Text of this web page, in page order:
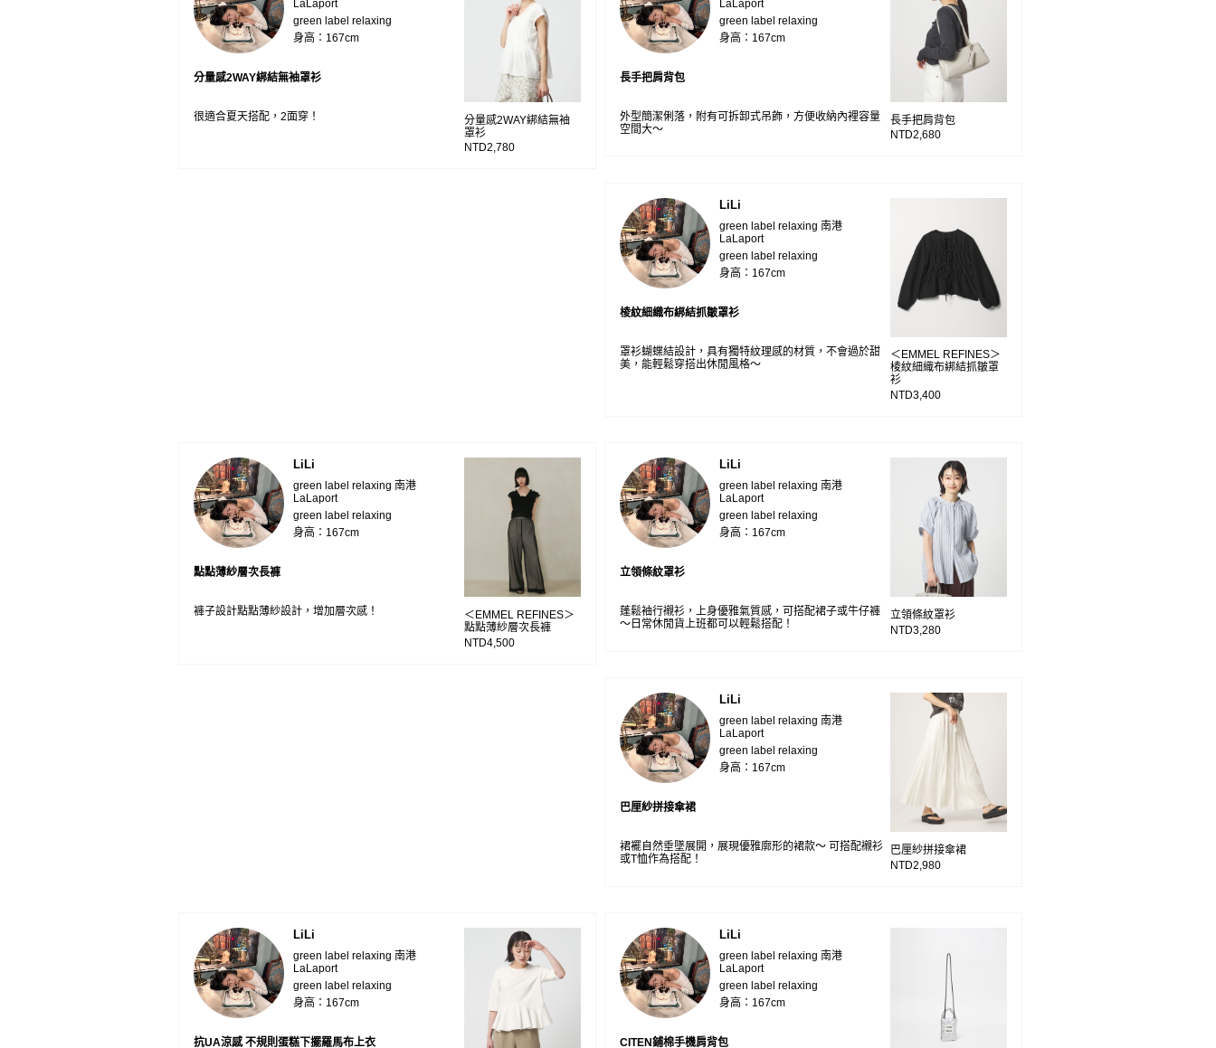
LaLaport
green label relaxing
身高：167cm
分量感2WAY綁結無袖罩衫
很適合夏天搭配，2面穿！
分量感2WAY綁結無袖
罩衫
NTD2,780
LaLaport
green label relaxing
身高：167cm
長手把肩背包
外型簡潔俐落，附有可拆卸式吊飾，方便收納內裡容量
空間大～
長手把肩背包
NTD2,680
LiLi
green label relaxing 南港
LaLaport
green label relaxing
身高：167cm
棱紋細織布綁結抓皺罩衫
罩衫蝴蝶結設計，具有獨特紋理感的材質，不會過於甜
美，能輕鬆穿搭出休閒風格～
＜EMMEL REFINES＞
棱紋細織布綁結抓皺罩
衫
NTD3,400
LiLi
green label relaxing 南港
LaLaport
green label relaxing
身高：167cm
點點薄紗層次長褲
褲子設計點點薄紗設計，增加層次感！
＜EMMEL REFINES＞
點點薄紗層次長褲
NTD4,500
LiLi
green label relaxing 南港
LaLaport
green label relaxing
身高：167cm
立領條紋罩衫
蓬鬆袖行襯衫，上身優雅氣質感，可搭配裙子或牛仔褲
～日常休閒貨上班都可以輕鬆搭配！
立領條紋罩衫
NTD3,280
LiLi
green label relaxing 南港
LaLaport
green label relaxing
身高：167cm
巴厘紗拼接傘裙
裙襬自然垂墜展開，展現優雅廓形的裙款～ 可搭配襯衫
或T恤作為搭配！
巴厘紗拼接傘裙
NTD2,980
LiLi
green label relaxing 南港
LaLaport
green label relaxing
身高：167cm
抗UA涼感 不規則蛋糕下擺羅馬布上衣
LiLi
green label relaxing 南港
LaLaport
green label relaxing
身高：167cm
CITEN鋪棉手機肩背包